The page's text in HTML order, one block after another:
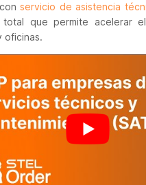
servicio de asistencia
total que permite acelerar
oficinas.